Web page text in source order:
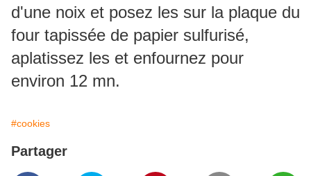
d'une noix et posez les sur la plaque du
four tapissée de papier sulfurisé,
aplatissez les et enfournez pour
environ 12 mn.
#cookies
Partager